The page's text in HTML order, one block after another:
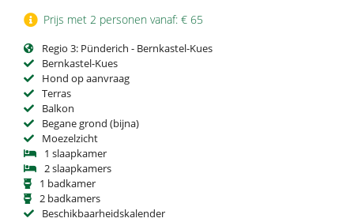
Prijs met 2 personen vanaf: € 65
Regio 3: Pünderich - Bernkastel-Kues
Bernkastel-Kues
Hond op aanvraag
Terras
Balkon
Begane grond (bijna)
Moezelzicht
1 slaapkamer
2 slaapkamers
1 badkamer
2 badkamers
Beschikbaarheidskalender